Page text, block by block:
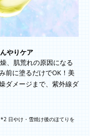
やりケア
、肌荒れの原因になる
前に塗るだけでOK！美
ダメージまで、紫外線ダ
日やけ・雪焼け後のほてりを